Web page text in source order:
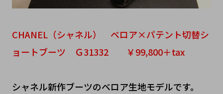
CHANEL（シャネル） ベロア×パテント切替シ
ョートブーツ Ｇ31332 ￥99,800＋tax
シャネル新作ブーツのベロア生地モデルです。